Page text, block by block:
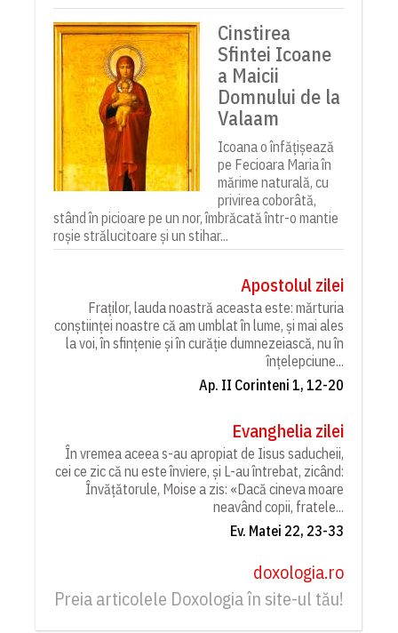
Cinstirea
Sfintei Icoane
a Maicii
Domnului de la
Valaam
Icoana o înfățișează
pe Fecioara Maria în
mărime naturală, cu
privirea coborâtă,
stând în picioare pe un nor, îmbrăcată într-o mantie
roșie strălucitoare și un stihar...
Apostolul zilei
Fraților, lauda noastră aceasta este: mărturia
conștiinței noastre că am umblat în lume, și mai ales
la voi, în sfințenie și în curăție dumnezeiască, nu în
înțelepciune...
Ap. II Corinteni 1, 12-20
Evanghelia zilei
În vremea aceea s-au apropiat de Iisus saducheii,
cei ce zic că nu este înviere, și L-au întrebat, zicând:
Învățătorule, Moise a zis: «Dacă cineva moare
neavând copii, fratele...
Ev. Matei 22, 23-33
doxologia.ro
Preia articolele Doxologia în site-ul tău!